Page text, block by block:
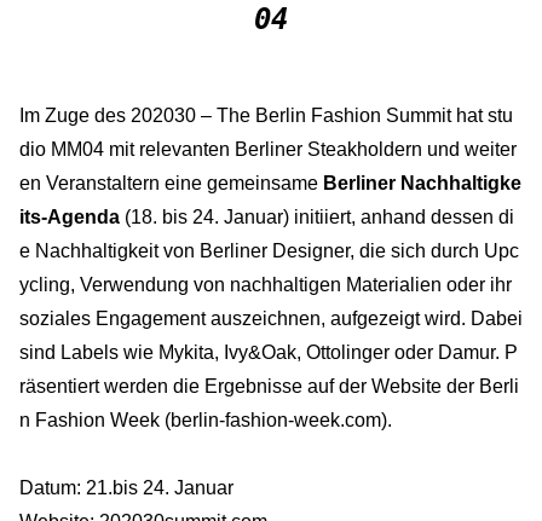
04
Im Zuge des 202030 – The Berlin Fashion Summit hat stu
dio MM04 mit relevanten Berliner Steakholdern und weiter
en Veranstaltern eine gemeinsame Berliner Nachhaltigke
its-Agenda (18. bis 24. Januar) initiiert, anhand dessen di
e Nachhaltigkeit von Berliner Designer, die sich durch Upc
ycling, Verwendung von nachhaltigen Materialien oder ihr
soziales Engagement auszeichnen, aufgezeigt wird. Dabei
sind Labels wie Mykita, Ivy&Oak, Ottolinger oder Damur. P
räsentiert werden die Ergebnisse auf der Website der Berli
n Fashion Week (berlin-fashion-week.com).
Datum: 21.bis 24. Januar